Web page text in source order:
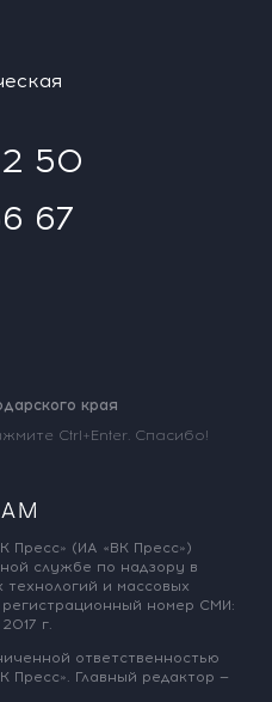
50
67
края
Ctrl+Enter. Спасибо!
Пресс» (ИА «ВК Пресс»)
службе по надзору в
технологий и массовых
регистрационный номер СМИ:
г.
ответственностью
Пресс». Главный редактор —